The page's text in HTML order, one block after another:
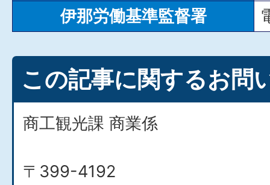
伊那労働基準監督署
この記事に関するお問
商工観光課 商業係
〒399-4192